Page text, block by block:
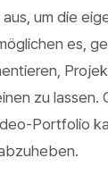
um die
es,
zu lassen.
Portfolio